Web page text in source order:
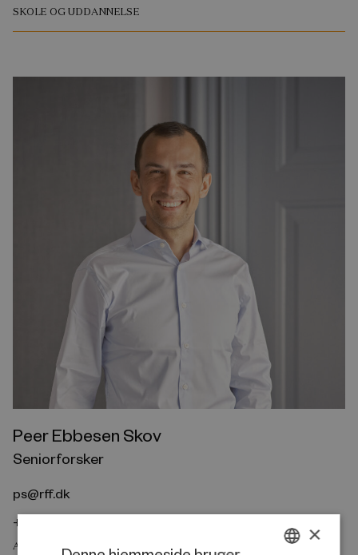
SKOLE OG UDDANNELSE
Peer Ebbesen Skov
Seniorforsker
ps@rff.dk
+45 29 72 83 65
ARBEJDSMARKED OG BESKÆFTIGELSE ×